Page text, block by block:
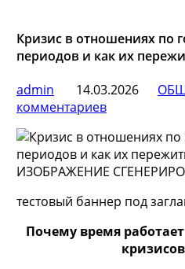
Кризис в отношениях по
периодов и как их
admin
14.03.2026
комментариев
ИЗОБРАЖЕНИЕ
тестовый баннер под
Почему время